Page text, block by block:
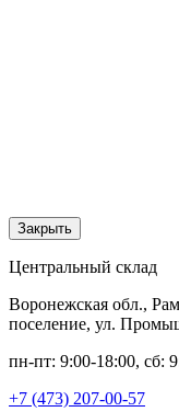
Закрыть
Центральный склад
Воронежская обл.,
поселение, ул.
пн-пт: 9:00-18:00, сб:
+7 (473) 207-00-57